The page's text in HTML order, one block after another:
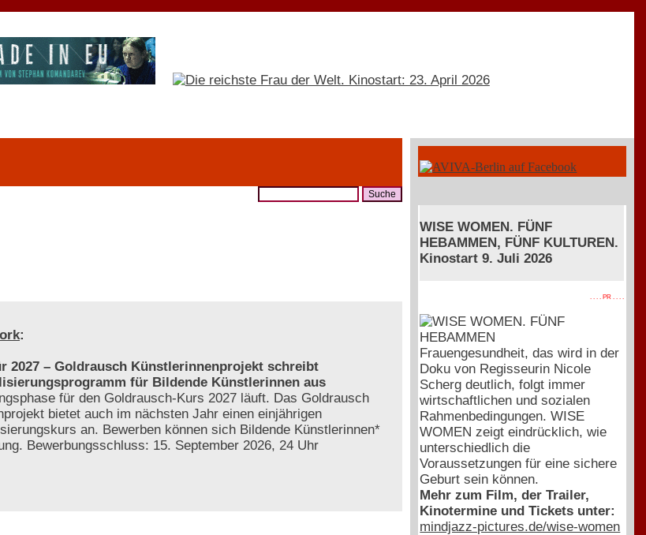
:
2027 – Goldrausch Künstlerinnenprojekt schreibt
für Bildende Künstlerinnen aus
für den Goldrausch-Kurs 2027 läuft. Das Goldrausch
bietet auch im nächsten Jahr einen einjährigen
an. Bewerben können sich Bildende Künstlerinnen*
Bewerbungsschluss: 15. September 2026, 24 Uhr
WISE WOMEN. FÜNF
HEBAMMEN, FÜNF KULTUREN.
Kinostart 9. Juli 2026
. . . . PR . . . .
Frauengesundheit, das wird in der
Doku von Regisseurin Nicole
Scherg deutlich, folgt immer
wirtschaftlichen und sozialen
Rahmenbedingungen. WISE
WOMEN zeigt eindrücklich, wie
unterschiedlich die
Voraussetzungen für eine sichere
Geburt sein können.
Mehr zum Film, der Trailer,
Kinotermine und Tickets unter:
mindjazz-pictures.de/wise-women